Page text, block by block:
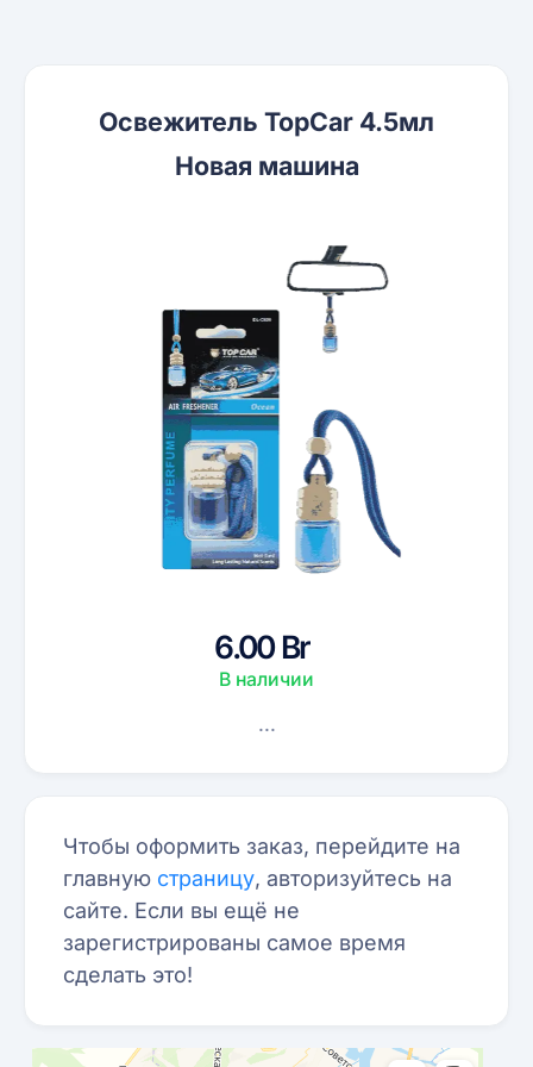
Освежитель TopCar 4.5мл
Новая машина
6.00 Br
В наличии
...
Чтобы оформить заказ, перейдите на
главную страницу, авторизуйтесь на
сайте. Если вы ещё не
зарегистрированы самое время
сделать это!